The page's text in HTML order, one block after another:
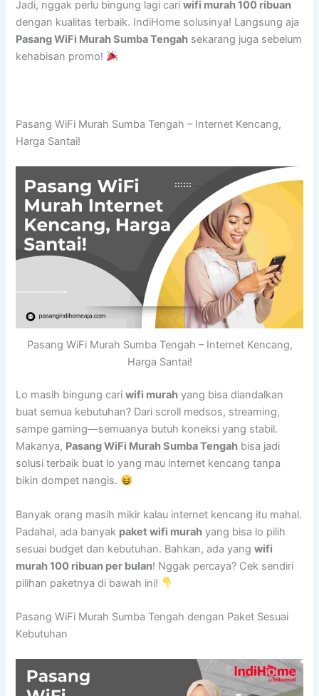
Jadi, nggak perlu bingung lagi cariwifi murah 100 ribuan
dengan kualitas terbaik. IndiHome solusinya! Langsung aja
Pasang WiFi Murah Sumba Tengah sekarang juga sebelum
kehabisan promo!
Pasang WiFi Murah Sumba Tengah – Internet Kencang,
Harga Santai!
Pasang WiFi Murah Sumba Tengah – Internet Kencang,
Harga Santai!
Lo masih bingung cariwifi murah yang bisa diandalkan
buat semua kebutuhan? Dari scroll medsos, streaming,
sampe gaming—semuanya butuh koneksi yang stabil.
Makanya, Pasang WiFi Murah Sumba Tengah bisa jadi
solusi terbaik buat lo yang mau internet kencang tanpa
bikin dompet nangis.
Banyak orang masih mikir kalau internet kencang itu mahal.
Padahal, ada banyak paket wifi murah yang bisa lo pilih
sesuai budget dan kebutuhan. Bahkan, ada yangwifi
murah 100 ribuan per bulan! Nggak percaya? Cek sendiri
pilihan paketnya di bawah ini!
Pasang WiFi Murah Sumba Tengah dengan Paket Sesuai
Kebutuhan